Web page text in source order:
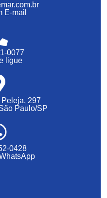
E-mail
0077
ligue
297
Paulo/SP
0428